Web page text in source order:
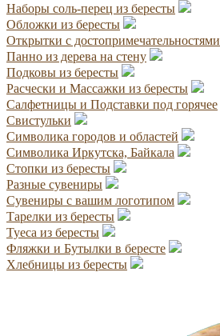
Наборы соль-перец из бересты
Обложки из бересты
Открытки с достопримечательностями
Панно из дерева на стену
Подковы из бересты
Расчески и Массажки из бересты
Салфетницы и Подставки под горячее
Свистульки
Символика городов и областей
Символика Иркутска, Байкала
Стопки из бересты
Разные сувениры
Сувениры с вашим логотипом
Тарелки из бересты
Туеса из бересты
Фляжки и Бутылки в бересте
Хлебницы из бересты